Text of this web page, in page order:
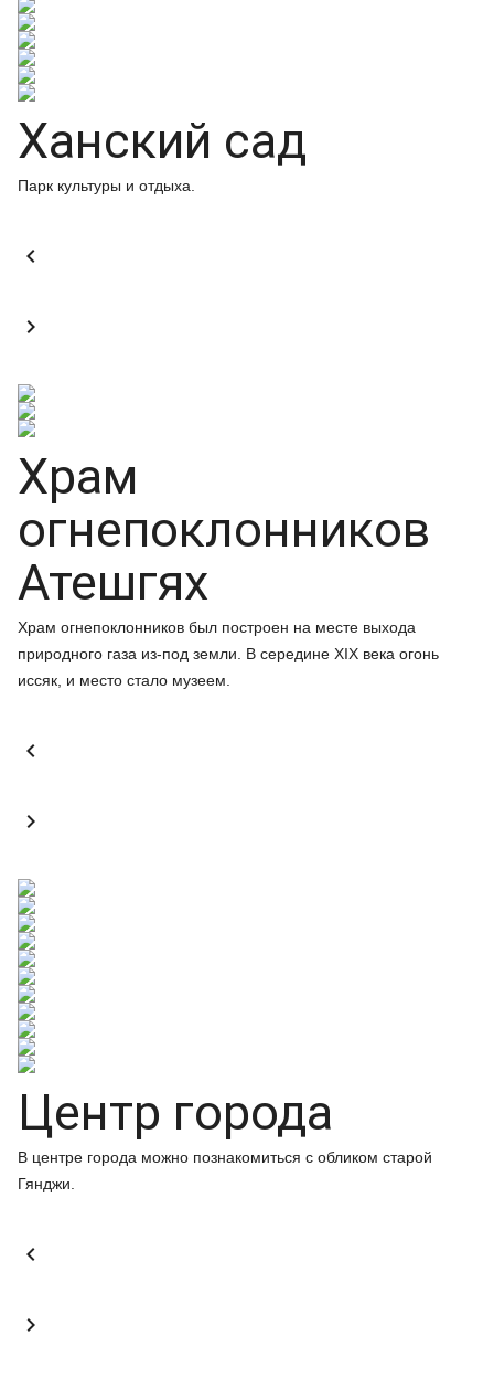
Ханский сад
Парк культуры и отдыха.


Храм
огнепоклонников
Атешгях
Храм огнепоклонников был построен на месте выхода
природного газа из-под земли. В середине XIX века огонь
иссяк, и место стало музеем.


Центр города
В центре города можно познакомиться с обликом старой
Гянджи.

